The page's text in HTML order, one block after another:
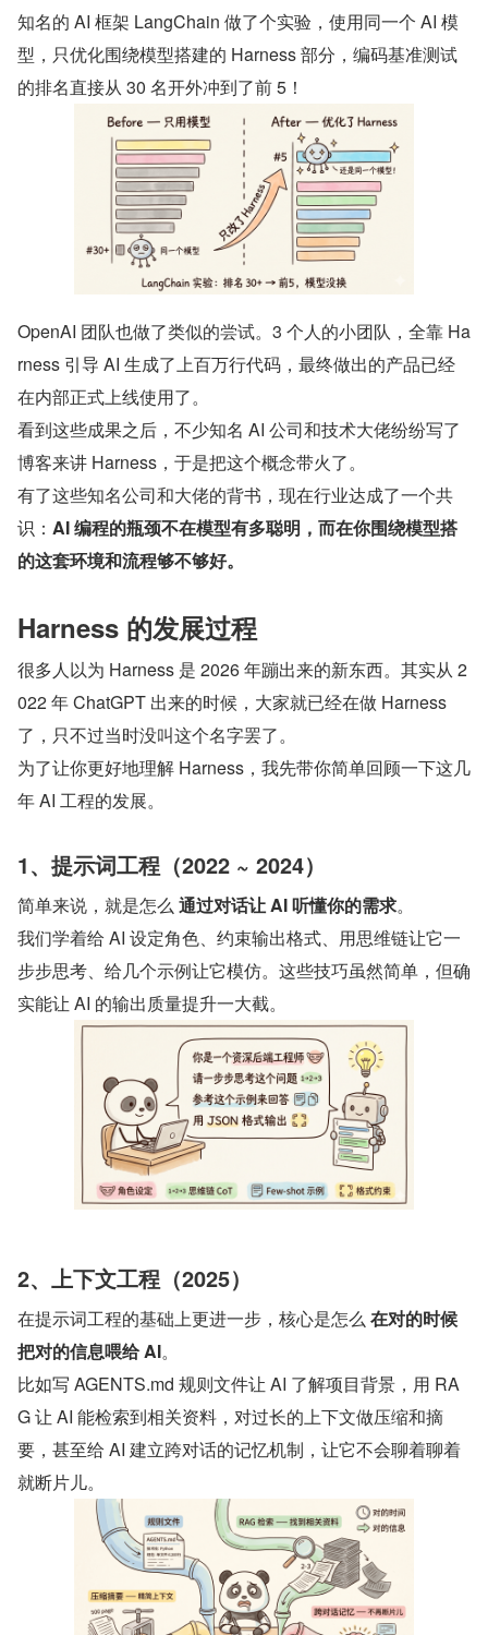
知名的 AI 框架 LangChain 做了个实验，使用同一个 AI 模
型，只优化围绕模型搭建的 Harness 部分，编码基准测试
的排名直接从 30 名开外冲到了前 5！
OpenAI 团队也做了类似的尝试。3 个人的小团队，全靠 Ha
rness 引导 AI 生成了上百万行代码，最终做出的产品已经
在内部正式上线使用了。
看到这些成果之后，不少知名 AI 公司和技术大佬纷纷写了
博客来讲 Harness，于是把这个概念带火了。
有了这些知名公司和大佬的背书，现在行业达成了一个共
识： AI 编程的瓶颈不在模型有多聪明，而在你围绕模型搭
的这套环境和流程够不够好。
Harness 的发展过程
很多人以为 Harness 是 2026 年蹦出来的新东西。其实从 2
022 年 ChatGPT 出来的时候，大家就已经在做 Harness
了，只不过当时没叫这个名字罢了。
为了让你更好地理解 Harness，我先带你简单回顾一下这几
年 AI 工程的发展。
1、提示词工程（2022 ~ 2024）
简单来说，就是怎么 通过对话让 AI 听懂你的需求。
我们学着给 AI 设定角色、约束输出格式、用思维链让它一
步步思考、给几个示例让它模仿。这些技巧虽然简单，但确
实能让 AI 的输出质量提升一大截。
2、上下文工程（2025）
在提示词工程的基础上更进一步，核心是怎么 在对的时候
把对的信息喂给 AI。
比如写 AGENTS.md 规则文件让 AI 了解项目背景，用 RA
G 让 AI 能检索到相关资料，对过长的上下文做压缩和摘
要，甚至给 AI 建立跨对话的记忆机制，让它不会聊着聊着
就断片儿。